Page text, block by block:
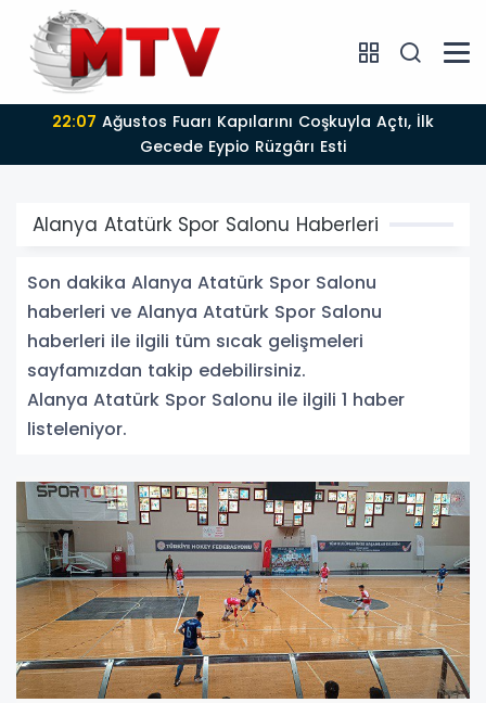
22:07
Gecede Eypio Rüzgârı Esti
Alanya Atatürk Spor Salonu Haberleri
Son dakika Alanya Atatürk Spor Salonu
haberleri ve Alanya Atatürk Spor Salonu
haberleri ile ilgili tüm sıcak gelişmeleri
sayfamızdan takip edebilirsiniz.
Alanya Atatürk Spor Salonu ile ilgili 1 haber
listeleniyor.